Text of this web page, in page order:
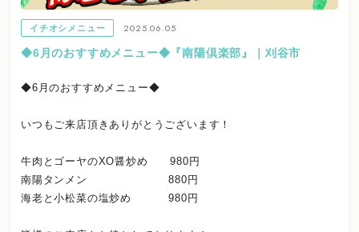
イチオシメニュー
2025.06.05
◆6月のおすすめメニュー◆『南陽倶楽部』｜刈谷市
◆6月のおすすめメニュー◆
いつもご来店頂きありがとうございます！
牛肉とゴーヤのXO醤炒め 980円
南陽タンメン 880円
海老と小松菜の塩炒め 980円